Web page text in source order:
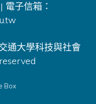
子信箱：
通大學科技與社會
Box